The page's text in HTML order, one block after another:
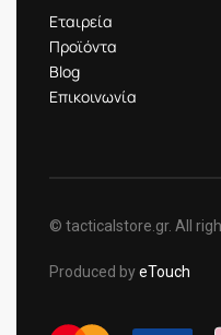
Εταιρεία
Προϊόντα
Blog
Επικοινωνία
© tacticalstore.gr. All
Produced byeTouch